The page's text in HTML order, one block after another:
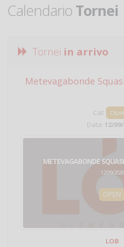
Calendario Tornei
Tornei in arrivo
Metevagabonde
Cat:
Data: 12/
METEVAGABONDE
12/09/2026
OPEN
LOB